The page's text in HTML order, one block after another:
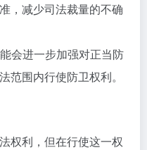
，减少司法裁量的不确
会进一步加强对正当防
范围内行使防卫权利。
权利，但在行使这一权